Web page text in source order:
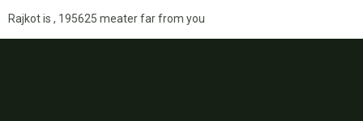
Rajkot is , 195625 meater far from you